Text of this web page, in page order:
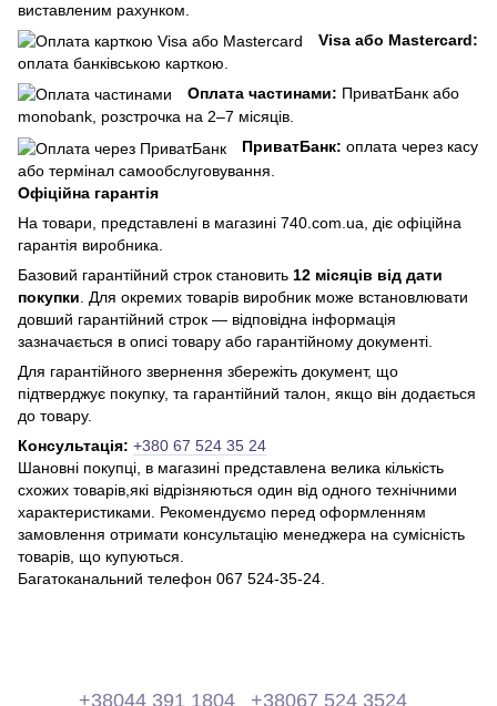
виставленим рахунком.
Visa або Mastercard:
оплата банківською карткою.
Оплата частинами: ПриватБанк або
monobank, розстрочка на 2–7 місяців.
ПриватБанк: оплата через касу
або термінал самообслуговування.
Офіційна гарантія
На товари, представлені в магазині 740.com.ua, діє офіційна
гарантія виробника.
Базовий гарантійний строк становить 12 місяців від дати
покупки . Для окремих товарів виробник може встановлювати
довший гарантійний строк — відповідна інформація
зазначається в описі товару або гарантійному документі.
Для гарантійного звернення збережіть документ, що
підтверджує покупку, та гарантійний талон, якщо він додається
до товару.
Консультація: +380 67 524 35 24
Шановні покупці, в магазині представлена ​​велика кількість
схожих товарів,які відрізняються один від одного технічними
характеристиками. Рекомендуємо перед оформленням
замовлення отримати консультацію менеджера на сумісність
товарів, що купуються.
Багатоканальний телефон 067 524-35-24.
+38044 391 1804 +38067 524 3524